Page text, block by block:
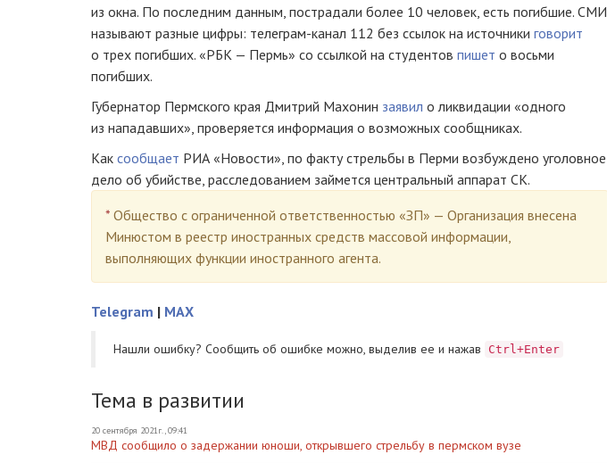
из окна. По последним данным, пострадали более 10 человек, есть погибшие. СМИ
называют разные цифры: телеграм-канал 112 без ссылок на источники говорит
о трех погибших. «РБК — Пермь» со ссылкой на студентов пишет о восьми
погибших.
Губернатор Пермского края Дмитрий Махонин заявил о ликвидации «одного
из нападавших», проверяется информация о возможных сообщниках.
Как сообщает РИА «Новости», по факту стрельбы в Перми возбуждено уголовное
дело об убийстве, расследованием займется центральный аппарат СК.
* Общество с ограниченной ответственностью «ЗП» — Организация внесена
Минюстом в реестр иностранных средств массовой информации,
выполняющих функции иностранного агента.
Telegram | MAX
Нашли ошибку? Cообщить об ошибке можно, выделив ее и нажав Ctrl+Enter
Тема в развитии
20 сентября 2021г., 09:41
МВД сообщило о задержании юноши, открывшего стрельбу в пермском вузе